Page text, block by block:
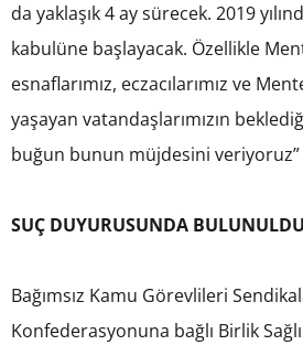
da yaklaşık 4 ay sürecek. 2019
kabulüne başlayacak. Özellikle
esnaflarımız, eczacılarımız ve
yaşayan vatandaşlarımızın
buğun bunun müjdesini
SUÇ DUYURUSUNDA BULUNULDU
Bağımsız Kamu Görevlileri
Konfederasyonuna bağlı Birlik